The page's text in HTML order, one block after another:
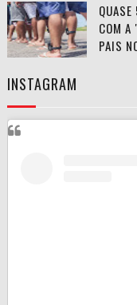
COM A
PAIS
INSTAGRAM